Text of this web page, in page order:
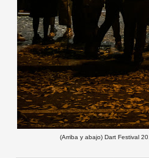
(Arriba y abajo) Dart Festival